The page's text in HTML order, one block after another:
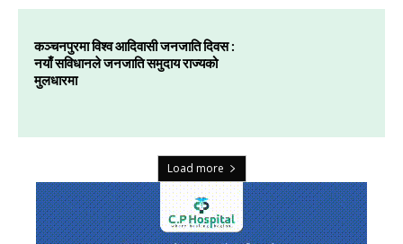
कञ्चनपुरमा विश्व आदिवासी जनजाति दिवस :
नयाँ सविधानले जनजाति समुदाय राज्यको
मुलधारमा
Load more